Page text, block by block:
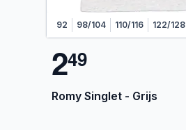
92 98/104 110/116 122/128
249
Romy Singlet - Grijs